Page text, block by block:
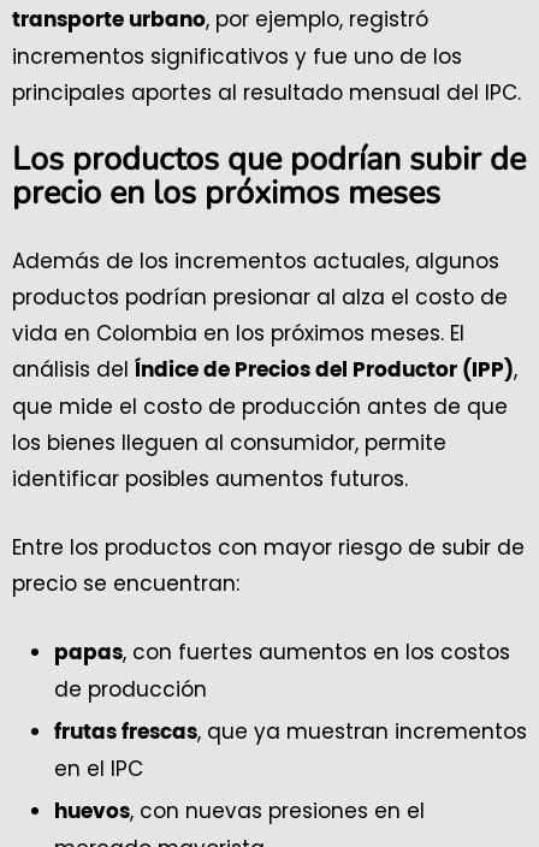
transporte urbano, por ejemplo, registró
incrementos significativos y fue uno de los
principales aportes al resultado mensual del IPC.
Los productos que podrían subir de
precio en los próximos meses
Además de los incrementos actuales, algunos
productos podrían presionar al alza el costo de
vida en Colombia en los próximos meses. El
análisis del
Índice de Precios del Productor (IPP),
que mide el costo de producción antes de que
los bienes lleguen al consumidor, permite
identificar posibles aumentos futuros.
Entre los productos con mayor riesgo de subir de
precio se encuentran:
papas, con fuertes aumentos en los costos
de producción
frutas frescas, que ya muestran incrementos
en el IPC
huevos, con nuevas presiones en el